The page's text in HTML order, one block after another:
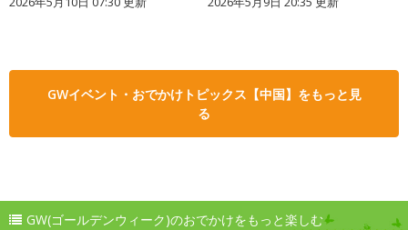
GWイベント・おでかけトピックス【中国】をもっと見
る
GW(ゴールデンウィーク)のおでかけをもっと楽しむ